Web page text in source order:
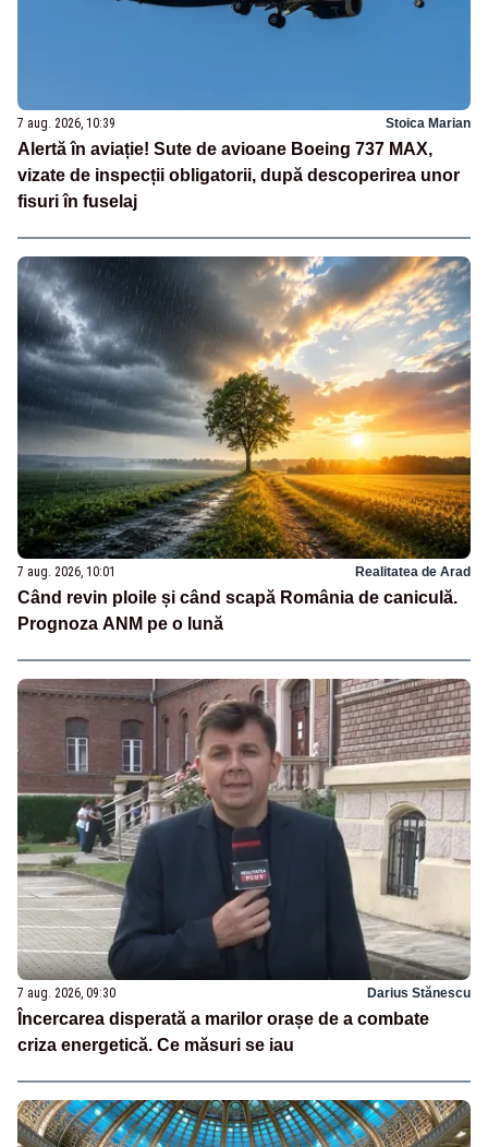
7 aug. 2026, 10:39 Stoica Marian
Alertă în aviație! Sute de avioane Boeing 737 MAX,
vizate de inspecții obligatorii, după descoperirea unor
fisuri în fuselaj
7 aug. 2026, 10:01 Realitatea de Arad
Când revin ploile și când scapă România de caniculă.
Prognoza ANM pe o lună
7 aug. 2026, 09:30 Darius Stănescu
Încercarea disperată a marilor orașe de a combate
criza energetică. Ce măsuri se iau